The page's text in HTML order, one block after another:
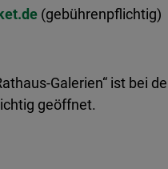
(gebührenpflichtig)
Galerien“ ist bei
geöffnet.